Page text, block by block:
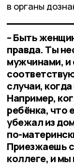
в органы
– Быть
правда. Ты
мужчинами, и
случаи,
Например,
ребёнка, что
убежал из
по-
Приезжаешь
коллеге, и мы